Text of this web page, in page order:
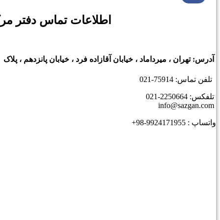
اطلاعات تماس دفتر
آدرس: تهران ، میرداماد ، خیابان آقازاده فرد ، خیابان پانزدهم ، پلاک ۴۰
تلفن تماس: 75914-021
تلفکس: 2250664-021
واتساپ : 9924171955-98+